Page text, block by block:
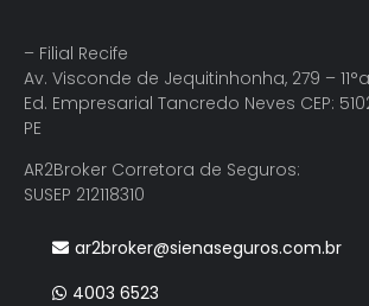
– Filial Recife
Av. Visconde de Jequitinhonha, 279 –
Ed. Empresarial Tancredo Neves CEP:
PE
AR2Broker Corretora de Seguros:
SUSEP 212118310
ar2broker@sienaseguros.com.br
4003 6523